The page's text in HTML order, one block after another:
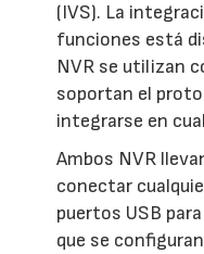
(IVS). La
funciones está
NVR se utilizan
soportan el
integrarse en
Ambos NVR
conectar
puertos USB
que se